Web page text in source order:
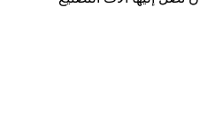
قبل الإنتاج بكميات